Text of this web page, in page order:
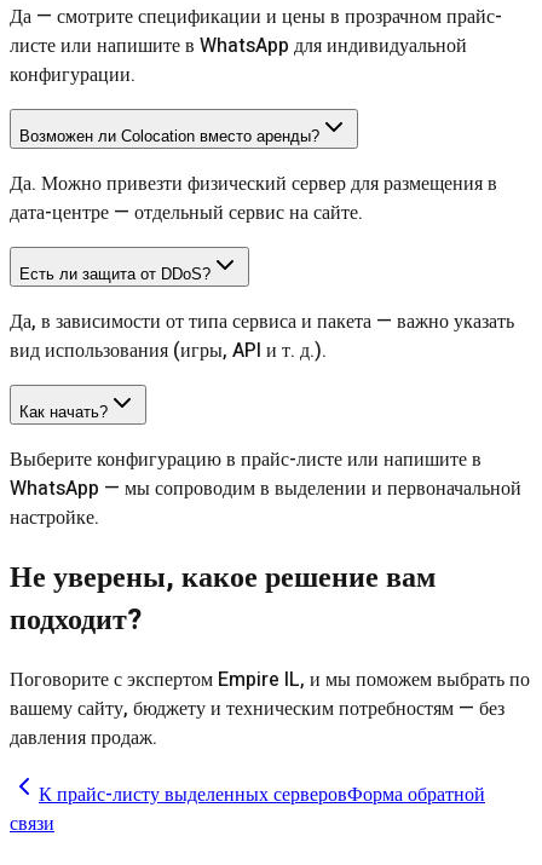
Да — смотрите спецификации и цены в прозрачном прайс-
листе или напишите в WhatsApp для индивидуальной
конфигурации.
Возможен ли Colocation вместо аренды?
Да. Можно привезти физический сервер для размещения в
дата-центре — отдельный сервис на сайте.
Есть ли защита от DDoS?
Да, в зависимости от типа сервиса и пакета — важно указать
вид использования (игры, API и т. д.).
Как начать?
Выберите конфигурацию в прайс-листе или напишите в
WhatsApp — мы сопроводим в выделении и первоначальной
настройке.
Не уверены, какое решение вам
подходит?
Поговорите с экспертом Empire IL, и мы поможем выбрать по
вашему сайту, бюджету и техническим потребностям — без
давления продаж.
К прайс-листу выделенных серверовФорма обратной
связи